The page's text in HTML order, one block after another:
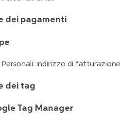
dei pagamenti
Personali: indirizzo di fatturazione
dei tag
Tag Manager